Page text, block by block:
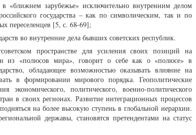
в «ближнем зарубежье» исключительно внутренним делом
государства – как по символическим, так и по
переселенцев [5, с. 68-69];
во внутренние дела бывших советских республик.
пространстве для усиления своих позиций на
из «полюсов мира», говорит о себе как о «полюсе» в
обладающее возможностью оказывать влияние на
в формировании мирового порядка. Геополитические
политического, военно-политического
в своих регионах. Развитие интеграционных процессов
на более высокую ступень в глобальной иерархии.
державы, становятся претендентами на статус